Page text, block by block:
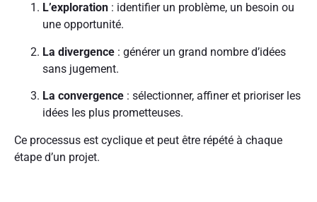
L’exploration : identifier un problème, un besoin ou
une opportunité.
La divergence : générer un grand nombre d’idées
sans jugement.
La convergence : sélectionner, affiner et prioriser les
idées les plus prometteuses.
Ce processus est cyclique et peut être répété à chaque
étape d’un projet.